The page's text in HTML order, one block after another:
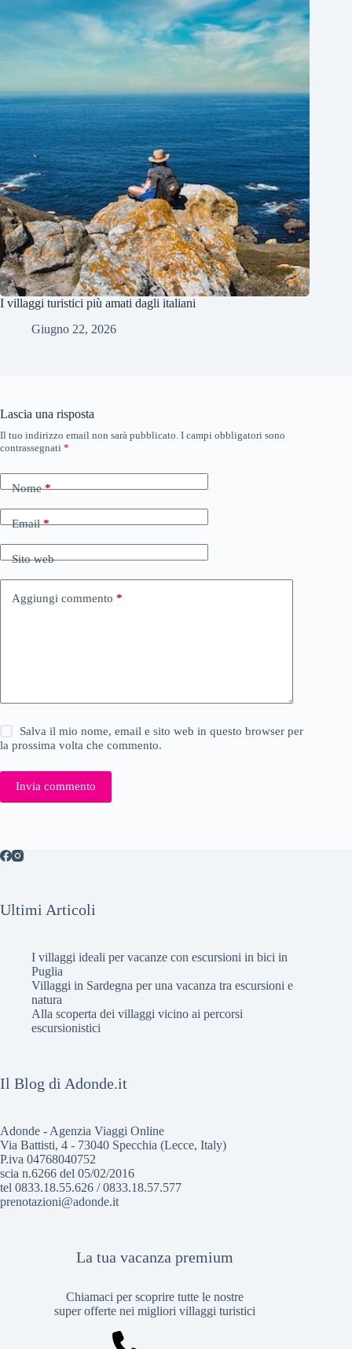
I villaggi turistici più amati dagli italiani
Giugno 22, 2026
Lascia una risposta
Il tuo indirizzo email non sarà pubblicato. I campi obbligatori sono
contrassegnati *
Nome*
Email*
Sito web
Aggiungi commento *
Salva il mio nome, email e sito web in questo browser per
la prossima volta che commento.
Invia commento
Ultimi Articoli
I villaggi ideali per vacanze con escursioni in bici in
Puglia
Villaggi in Sardegna per una vacanza tra escursioni e
natura
Alla scoperta dei villaggi vicino ai percorsi
escursionistici
Il Blog di Adonde.it
Adonde - Agenzia Viaggi Online
Via Battisti, 4 - 73040 Specchia (Lecce, Italy)
P.iva 04768040752
scia n.6266 del 05/02/2016
tel 0833.18.55.626 / 0833.18.57.577
prenotazioni@adonde.it
La tua vacanza premium
Chiamaci per scoprire tutte le nostre
super offerte nei migliori villaggi turistici